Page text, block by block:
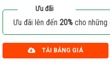
Ưu đãi
Ưu đãi lên đến 20% cho những
TẢI BẢNG GIÁ